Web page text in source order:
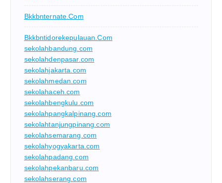
Bkkbnternate.com
Bkkbntidorekepulauan.com
sekolahbandung.com
sekolahdenpasar.com
sekolahjakarta.com
sekolahmedan.com
sekolahaceh.com
sekolahbengkulu.com
sekolahpangkalpinang.com
sekolahtanjungpinang.com
sekolahsemarang.com
sekolahyogyakarta.com
sekolahpadang.com
sekolahpekanbaru.com
sekolahserang.com